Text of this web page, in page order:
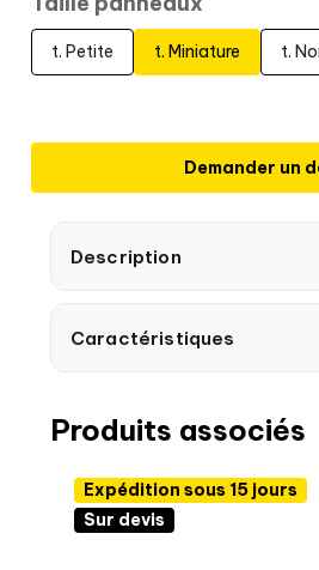
t. Petite t. Miniature t.
Demander un
Description
Caractéristiques
Produits associés
Expédition sous 15 jours
Sur devis